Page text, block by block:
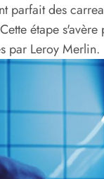
des
étape
par Leroy Merlin.